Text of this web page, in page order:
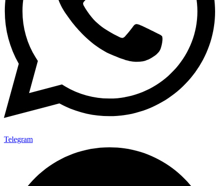
Telegram